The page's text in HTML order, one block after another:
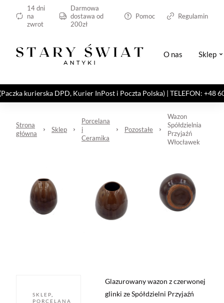
14 dni
na
zwrot
Darmowa
dostawa od
200zł
Pomoc Regulamin
O nas Sklep
kurierska DPD, Kurier InPost i Poczta Polska) | TELEFON: +48
Strona
główna
Sklep
Porcelana
i
Ceramika
Pozostałe
Wazon
Spółdzielnia
Przyjaźń
Włocławek
SKLEP
PORCELANA
Glazurowany wazon z czerwonej
glinki ze Spółdzielni Przyjaźń